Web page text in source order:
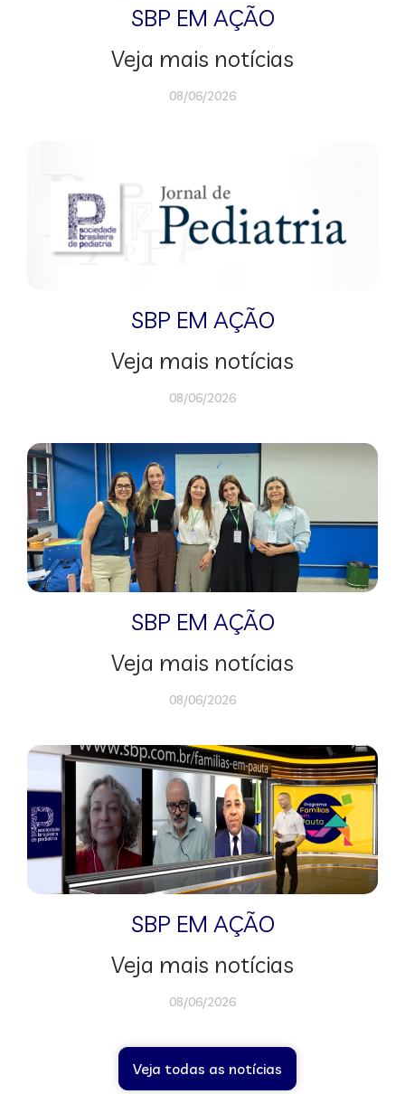
SBP EM AÇÃO
Veja mais notícias
08/06/2026
SBP EM AÇÃO
Veja mais notícias
08/06/2026
SBP EM AÇÃO
Veja mais notícias
08/06/2026
SBP EM AÇÃO
Veja mais notícias
08/06/2026
Veja todas as notícias